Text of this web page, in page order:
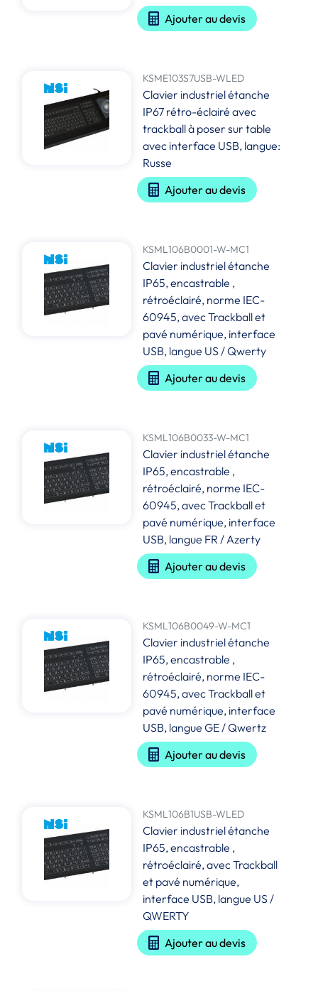
Ajouter au devis
KSME103S7USB-WLED
Clavier industriel étanche
IP67 rétro-éclairé avec
trackball à poser sur table
avec interface USB, langue:
Russe
Ajouter au devis
KSML106B0001-W-MC1
Clavier industriel étanche
IP65, encastrable ,
rétroéclairé, norme IEC-
60945, avec Trackball et
pavé numérique, interface
USB, langue US / Qwerty
Ajouter au devis
KSML106B0033-W-MC1
Clavier industriel étanche
IP65, encastrable ,
rétroéclairé, norme IEC-
60945, avec Trackball et
pavé numérique, interface
USB, langue FR / Azerty
Ajouter au devis
KSML106B0049-W-MC1
Clavier industriel étanche
IP65, encastrable ,
rétroéclairé, norme IEC-
60945, avec Trackball et
pavé numérique, interface
USB, langue GE / Qwertz
Ajouter au devis
KSML106B1USB-WLED
Clavier industriel étanche
IP65, encastrable ,
rétroéclairé, avec Trackball
et pavé numérique,
interface USB, langue US /
QWERTY
Ajouter au devis